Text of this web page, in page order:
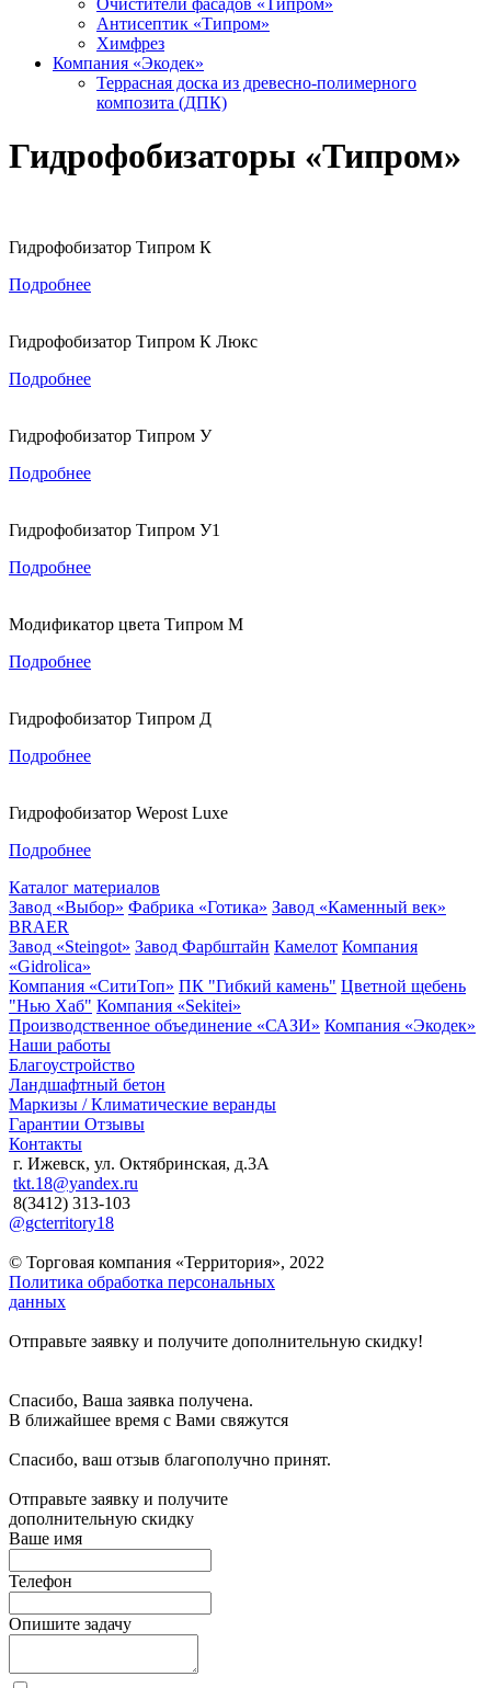
Очистители фасадов «Типром»
Антисептик «Типром»
Химфрез
Компания «Экодек»
Террасная доска из древесно-полимерного
композита (ДПК)
Гидрофобизаторы «Типром»
Гидрофобизатор Типром К
Подробнее
Гидрофобизатор Типром К Люкс
Подробнее
Гидрофобизатор Типром У
Подробнее
Гидрофобизатор Типром У1
Подробнее
Модификатор цвета Типром М
Подробнее
Гидрофобизатор Типром Д
Подробнее
Гидрофобизатор Wepost Luxe
Подробнее
Каталог материалов
Завод «Выбор» Фабрика «Готика» Завод «Каменный век»
BRAER
Завод «Steingot» Завод Фарбштайн Камелот Компания
«Gidrolica»
Компания «СитиТоп» ПК "Гибкий камень" Цветной щебень
"Нью Хаб" Компания «Sekitei»
Производственное объединение «САЗИ» Компания «Экодек»
Наши работы
Благоустройство
Ландшафтный бетон
Маркизы / Климатические веранды
Гарантии Отзывы
Контакты
г. Ижевск, ул. Октябринская, д.3А
tkt.18@yandex.ru
8(3412) 313-103
@gcterritory18
© Торговая компания «Территория», 2022
Политика обработка персональных
данных
Отправьте заявку и получите дополнительную скидку!
Спасибо, Ваша заявка получена.
В ближайшее время с Вами свяжутся
Спасибо, ваш отзыв благополучно принят.
Отправьте заявку и получите
дополнительную скидку
Ваше имя
Телефон
Опишите задачу